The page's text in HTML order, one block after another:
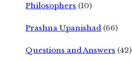
Philosophers (10)
Prashna Upanishad (66)
Questions and Answers (42)